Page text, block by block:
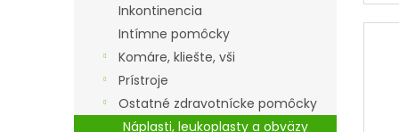
Inkontinencia
Intímne pomôcky
Komáre, kliešte, vši
Prístroje
Ostatné zdravotnícke pomôcky
Náplasti, leukoplasty a obväzy